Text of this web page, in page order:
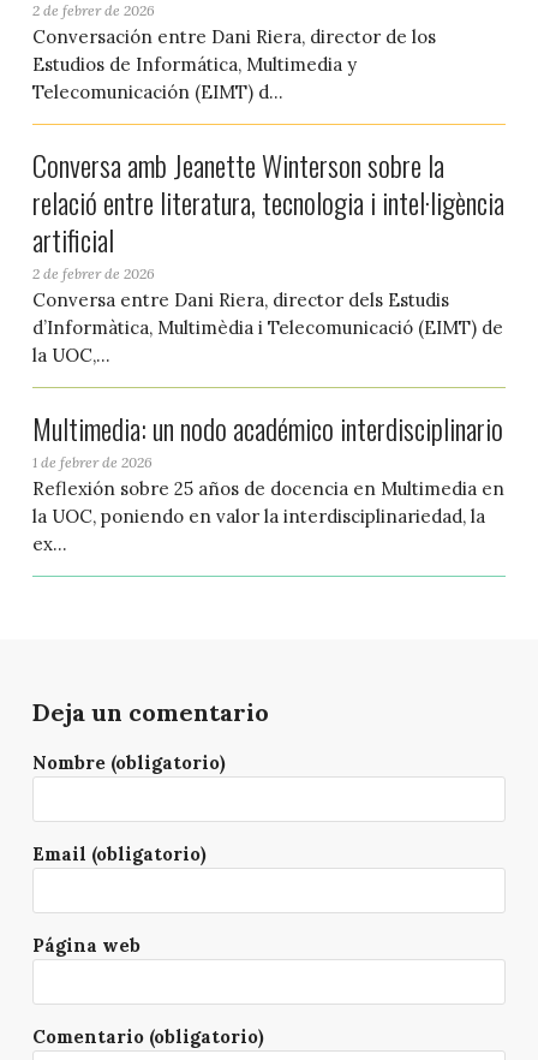
2 de febrer de 2026
Conversación entre Dani Riera, director de los
Estudios de Informática, Multimedia y
Telecomunicación (EIMT) d...
Conversa amb Jeanette Winterson sobre la
relació entre literatura, tecnologia i intel·ligència
artificial
2 de febrer de 2026
Conversa entre Dani Riera, director dels Estudis
d’Informàtica, Multimèdia i Telecomunicació (EIMT) de
la UOC,...
Multimedia: un nodo académico interdisciplinario
1 de febrer de 2026
Reflexión sobre 25 años de docencia en Multimedia en
la UOC, poniendo en valor la interdisciplinariedad, la
ex...
Deja un comentario
Nombre (obligatorio)
Email (obligatorio)
Página web
Comentario (obligatorio)